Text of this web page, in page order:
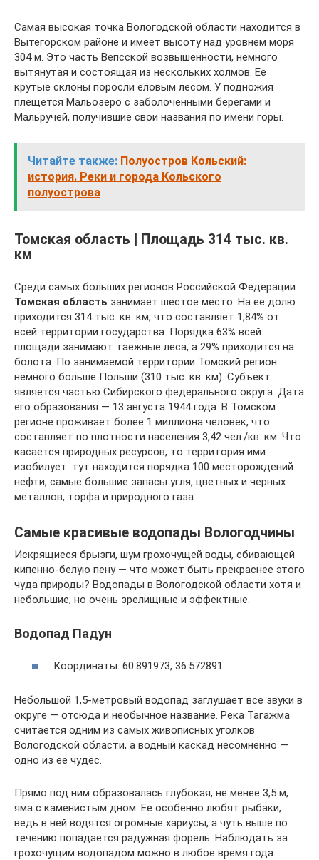
Самая высокая точка Вологодской области находится в
Вытегорском районе и имеет высоту над уровнем моря
304 м. Это часть Вепсской возвышенности, немного
вытянутая и состоящая из нескольких холмов. Ее
крутые склоны поросли еловым лесом. У подножия
плещется Мальозеро с заболоченными берегами и
Мальручей, получившие свои названия по имени горы.
Читайте также: Полуостров Кольский:
история. Реки и города Кольского
полуострова
Томская область | Площадь 314 тыс. кв.
км
Среди самых больших регионов Российской Федерации
Томская область занимает шестое место. На ее долю
приходится 314 тыс. кв. км, что составляет 1,84% от
всей территории государства. Порядка 63% всей
площади занимают таежные леса, а 29% приходится на
болота. По занимаемой территории Томский регион
немного больше Польши (310 тыс. кв. км). Субъект
является частью Сибирского федерального округа. Дата
его образования — 13 августа 1944 года. В Томском
регионе проживает более 1 миллиона человек, что
составляет по плотности населения 3,42 чел./кв. км. Что
касается природных ресурсов, то территория ими
изобилует: тут находится порядка 100 месторождений
нефти, самые большие запасы угля, цветных и черных
металлов, торфа и природного газа.
Самые красивые водопады Вологодчины
Искрящиеся брызги, шум грохочущей воды, сбивающей
кипенно-белую пену — что может быть прекраснее этого
чуда природы? Водопады в Вологодской области хотя и
небольшие, но очень зрелищные и эффектные.
Водопад Падун
Координаты: 60.891973, 36.572891.
Небольшой 1,5-метровый водопад заглушает все звуки в
округе — отсюда и необычное название. Река Тагажма
считается одним из самых живописных уголков
Вологодской области, а водный каскад несомненно —
одно из ее чудес.
Прямо под ним образовалась глубокая, не менее 3,5 м,
яма с каменистым дном. Ее особенно любят рыбаки,
ведь в ней водятся огромные хариусы, а чуть выше по
течению попадается радужная форель. Наблюдать за
грохочущим водопадом можно в любое время года.